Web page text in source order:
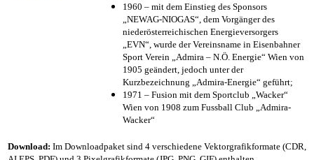
1960 – mit dem Einstieg des Sponsors
„NEWAG-NIOGAS“, dem Vorgänger des
niederösterreichischen Energieversorgers
„EVN“, wurde der Vereinsname in Eisenbahner
Sport Verein „Admira – N.Ö. Energie“ Wien von
1905 geändert, jedoch unter der
Kurzbezeichnung „Admira-Energie“ geführt;
1971 – Fusion mit dem Sportclub „Wacker“
Wien von 1908 zum Fussball Club „Admira-
Wacker“
Download: Im Downloadpaket sind 4 verschiedene Vektorgrafikformate (CDR,